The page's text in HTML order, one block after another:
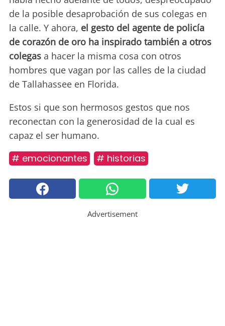
de la posible desaprobación de sus colegas en
la calle. Y ahora, el gesto del agente de policía
de corazón de oro ha inspirado también a otros
colegas a hacer la misma cosa con otros
hombres que vagan por las calles de la ciudad
de Tallahassee en Florida.
Estos si que son hermosos gestos que nos
reconectan con la generosidad de la cual es
capaz el ser humano.
# emocionantes # historias
Advertisement